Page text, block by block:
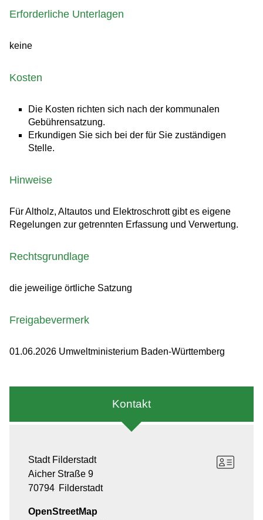
Erforderliche Unterlagen
keine
Kosten
Die Kosten richten sich nach der kommunalen
Gebührensatzung.
Erkundigen Sie sich bei der für Sie zuständigen
Stelle.
Hinweise
Für Altholz, Altautos und Elektroschrott gibt es eigene
Regelungen zur getrennten Erfassung und Verwertung.
Rechtsgrundlage
die jeweilige örtliche Satzung
Freigabevermerk
01.06.2026 Umweltministerium Baden-Württemberg
Kontakt
Stadt Filderstadt
Aicher Straße 9
70794 Filderstadt
OpenStreetMap